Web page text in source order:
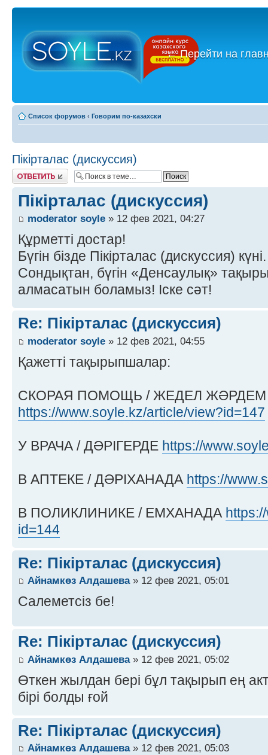
←Перейти на
Список форумов ‹ Говорим по-казахски
Пікірталас (дискуссия)
Ответить
Пікірталас (дискуссия)
moderator soyle » 12 фев 2021, 04:27
Құрметті достар!
Бүгін бізде Пікірталас (дискуссия) күні.
Сондықтан, бүгін «Денсаулық»
алмасатын боламыз! Іске сәт!
Re: Пікірталас (дискуссия)
moderator soyle » 12 фев 2021, 04:55
Қажетті тақырыпшалар:
СКОРАЯ ПОМОЩЬ / ЖЕДЕЛ ЖӘРДЕМ
https://www.soyle.kz/article/view?id=147
У ВРАЧА / ДӘРІГЕРДЕ https://
В АПТЕКЕ / ДӘРІХАНАДА https://
В ПОЛИКЛИНИКЕ / ЕМХАНАДА
id=144
Re: Пікірталас (дискуссия)
Айнамкөз Алдашева» 12 фев 2021, 05:01
Салеметсіз бе!
Re: Пікірталас (дискуссия)
Айнамкөз Алдашева» 12 фев 2021, 05:02
Өткен жылдан бері бұл тақырып ең
бірі болды ғой
Re: Пікірталас (дискуссия)
Айнамкөз Алдашева» 12 фев 2021, 05:03